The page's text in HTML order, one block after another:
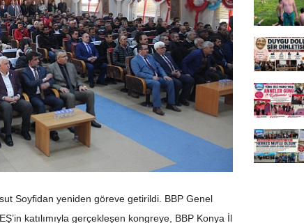
Soyfidan yeniden göreve getirildi. BBP Genel
katılımıyla gerçekleşen kongreye, BBP Konya İl